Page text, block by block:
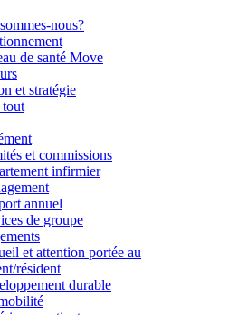
nous?
de santé Move
et stratégie
et commissions
infirmier
annuel
de groupe
et attention portée au
résident
durable